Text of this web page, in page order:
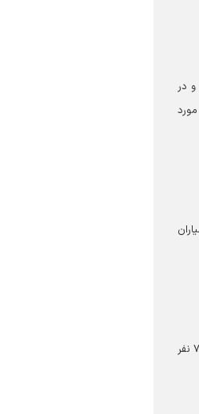
در
به منظور آشنایی با فرایندهای خدمت و ارتقای سطح کیفی فعالیت‌های داوطلبانه، دوره آموزشی بدو خدمت و کار با سامانه جامع خادم‌یاری ویژه ۷۰ نفر